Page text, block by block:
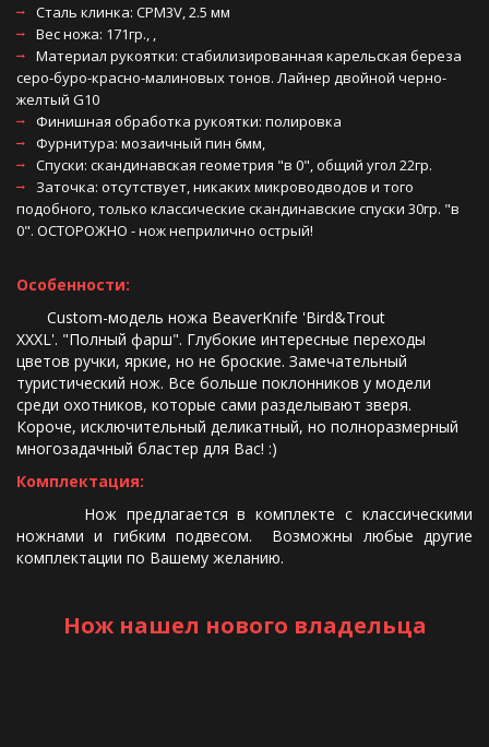
Сталь клинка: CPM3V, 2.5 мм
Вес ножа: 171гр., ,
Материал рукоятки: стабилизированная карельская береза
серо-буро-красно-малиновых тонов. Лайнер двойной черно-
желтый G10
Финишная обработка рукоятки: полировка
Фурнитура: мозаичный пин 6мм,
Спуски: скандинавская геометрия "в 0", общий угол 22гр.
Заточка: отсутствует, никаких микроводводов и того
подобного, только классические скандинавские спуски 30гр. "в
0". ОСТОРОЖНО - нож неприлично острый!
Особенности:
Custom-модель ножа BeaverKnife 'Bird&Trout
XXXL'. "Полный фарш". Глубокие интересные переходы
цветов ручки, яркие, но не броские. Замечательный
туристический нож. Все больше поклонников у модели
среди охотников, которые сами разделывают зверя.
Короче, исключительный деликатный, но полноразмерный
многозадачный бластер для Вас! :)
Комплектация:
Нож предлагается в комплекте с классическими
ножнами и гибким подвесом. Возможны любые другие
комплектации по Вашему желанию.
Нож нашел нового владельца